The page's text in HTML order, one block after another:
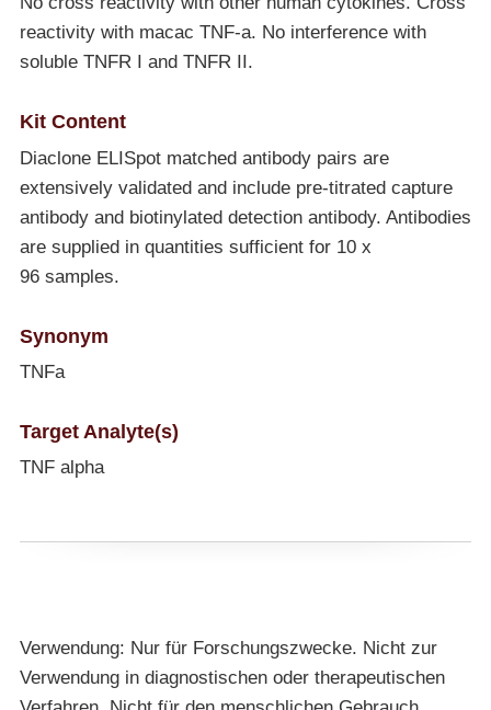
reactivity with macac TNF-a. No interference with
soluble TNFR I and TNFR II.
Kit Content
Diaclone ELISpot matched antibody pairs are
extensively validated and include pre-titrated capture
antibody and biotinylated detection antibody. Antibodies
are supplied in quantities sufficient for 10 x
96 samples.
Synonym
TNFa
Target Analyte(s)
TNF alpha
Verwendung: Nur für Forschungszwecke. Nicht zur
Verwendung in diagnostischen oder therapeutischen